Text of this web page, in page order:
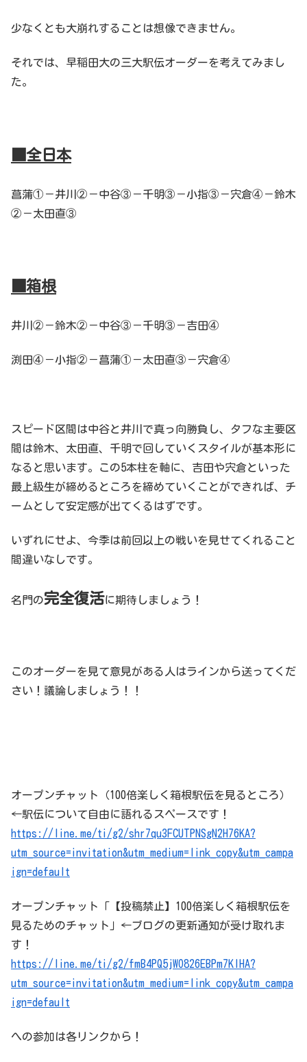
少なくとも大崩れすることは想像できません。
それでは、早稲田大の三大駅伝オーダーを考えてみまし
た。
■全日本
菖蒲①－井川②－中谷③－千明③－小指③－宍倉④－鈴木
②－太田直③
■箱根
井川②－鈴木②－中谷③－千明③－吉田④
渕田④－小指②－菖蒲①－太田直③－宍倉④
スピード区間は中谷と井川で真っ向勝負し、タフな主要区
間は鈴木、太田直、千明で回していくスタイルが基本形に
なると思います。この5本柱を軸に、吉田や宍倉といった
最上級生が締めるところを締めていくことができれば、チ
ームとして安定感が出てくるはずです。
いずれにせよ、今季は前回以上の戦いを見せてくれること
間違いなしです。
名門の完全復活に期待しましょう！
このオーダーを見て意見がある人はラインから送ってくだ
さい！議論しましょう！！
オープンチャット（100倍楽しく箱根駅伝を見るところ）
←駅伝について自由に語れるスペースです！
https://line.me/ti/g2/shr7qu3FCUTPNSgN2H76KA?
utm_source=invitation&utm_medium=link_copy&utm_campa
ign=default
オープンチャット「【投稿禁止】100倍楽しく箱根駅伝を
見るためのチャット」←ブログの更新通知が受け取れま
す！
https://line.me/ti/g2/fmB4PQ5jWO826EBPm7KIHA?
utm_source=invitation&utm_medium=link_copy&utm_campa
ign=default
への参加は各リンクから！